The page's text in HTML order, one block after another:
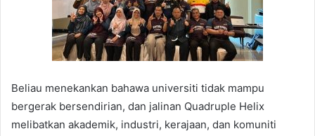
Beliau menekankan bahawa universiti tidak mampu
bergerak bersendirian, dan jalinan Quadruple Helix
melibatkan akademik, industri, kerajaan, dan komuniti